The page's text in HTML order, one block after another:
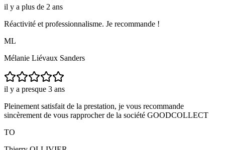
il y a plus de 2 ans
Réactivité et professionnalisme. Je recommande !
ML
Mélanie Liévaux Sanders
il y a presque 3 ans
Pleinement satisfait de la prestation, je vous recommande
sincèrement de vous rapprocher de la société GOODCOLLECT
TO